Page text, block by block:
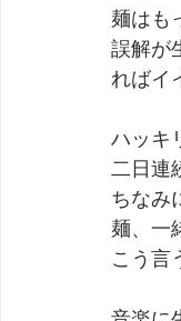
麺はも
誤解が
ればイ
ハッキ
二日連
ちなみ
麺、一
こう言